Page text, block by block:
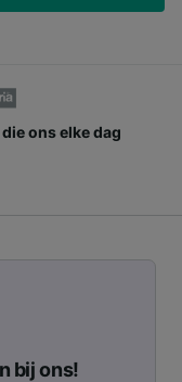
ons elke dag
bij ons!